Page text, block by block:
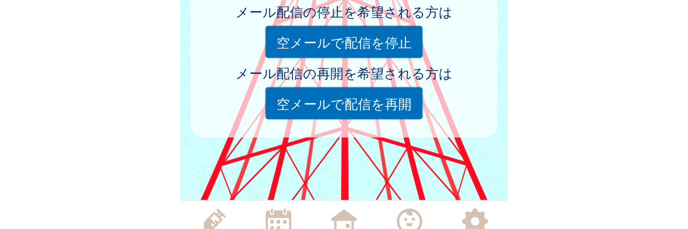
メール配信の停止を希望される方は
空メールで配信を停止
メール配信の再開を希望される方は
空メールで配信を再開